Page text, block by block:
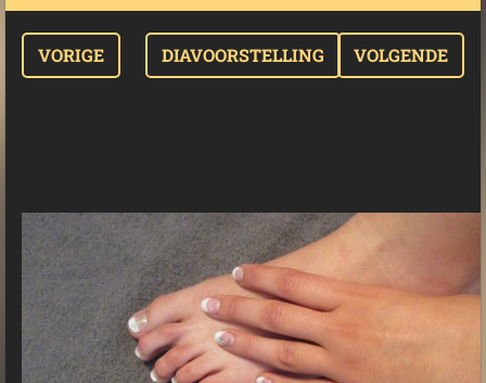
VORIGE DIAVOORSTELLING VOLGENDE